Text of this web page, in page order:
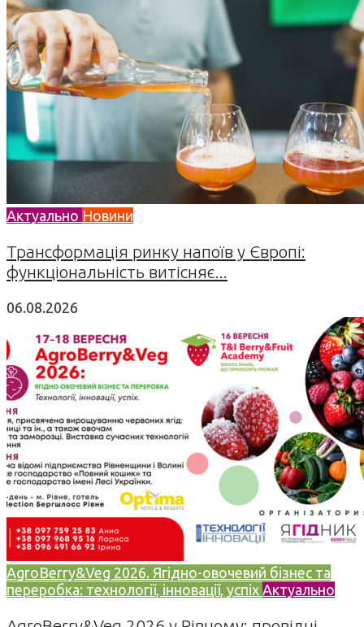
Актуально Новини
Трансформація ринку напоїв у Європі:
функціональність витісняє...
06.08.2026
AgroBerry&Veg 2026. Ягідно-овочевий бізнес та
переробка: технології, інновації, успіх Актуально